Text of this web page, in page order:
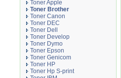
Toner Apple
Toner Brother
Toner Canon
Toner DEC
Toner Dell
Toner Develop
Toner Dymo
Toner Epson
Toner Genicom
Toner HP
Toner Hp S-print